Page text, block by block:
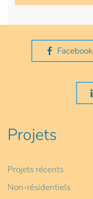
Facebook
Projets
Projets récents
Non-résidentiels